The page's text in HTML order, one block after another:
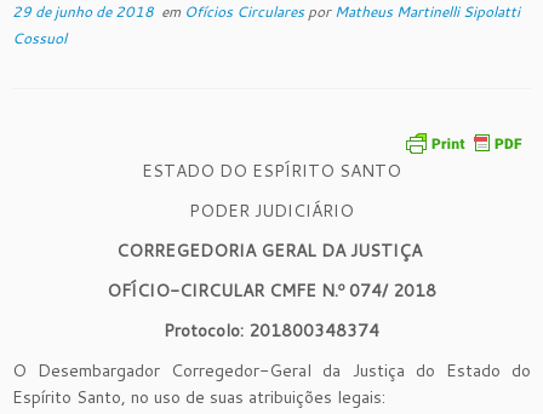
29 de junho de 2018 em Ofícios CircularesporMatheus Martinelli Sipolatti
Cossuol
ESTADO DO ESPÍRITO SANTO
PODER JUDICIÁRIO
CORREGEDORIA GERAL DA JUSTIÇA
OFÍCIO-CIRCULAR CMFE N.º 074/ 2018
Protocolo: 201800348374
O Desembargador Corregedor-Geral da Justiça do Estado do
Espírito Santo, no uso de suas atribuições legais: